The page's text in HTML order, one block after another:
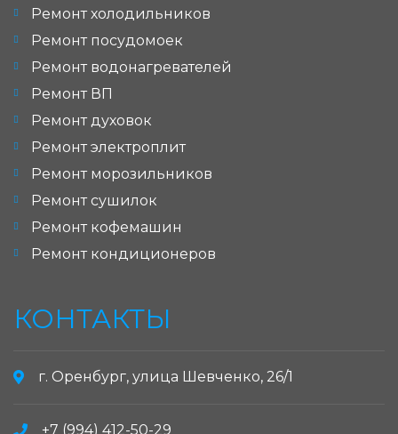
Ремонт холодильников
Ремонт посудомоек
Ремонт водонагревателей
Ремонт ВП
Ремонт духовок
Ремонт электроплит
Ремонт морозильников
Ремонт сушилок
Ремонт кофемашин
Ремонт кондиционеров
КОНТАКТЫ
г. Оренбург, улица Шевченко, 26/1
+7 (994) 412-50-29